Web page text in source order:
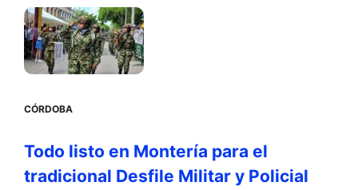
CÓRDOBA
Todo listo en Montería para el
tradicional Desfile Militar y Policial